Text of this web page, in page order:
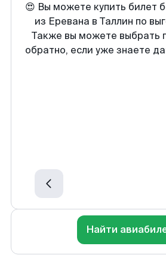
😍 Вы можете купить билет
из Еревана в Таллин по
Также вы можете выбрать
обратно, если уже знаете
Найти